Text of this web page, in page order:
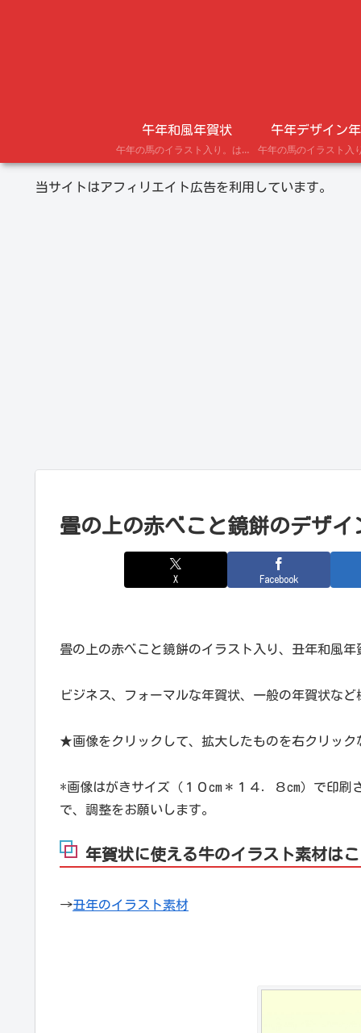
午年和風年賀状
午年の馬のイラスト入り。はがきにプリントできる年賀状テンプレート。
午年デザイン
当サイトはアフィリエイト広告を利用しています。
畳の上の赤べこと鏡餅のデザ
X Facebook
畳の上の赤べこと鏡餅のイラスト入り、丑年和風
ビジネス、フォーマルな年賀状、一般の年賀状な
★画像をクリックして、拡大したものを右クリッ
*画像はがきサイズ（１０cm＊１４．８cm）で印
で、調整をお願いします。
年賀状に使える牛のイラスト素材は
→丑年のイラスト素材